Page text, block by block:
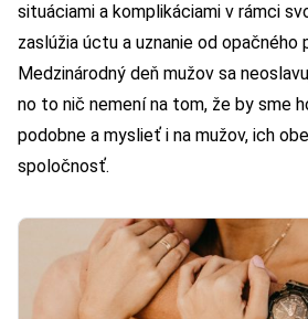
situáciami a komplikáciami v rámci
zaslúžia úctu a uznanie od opačného
Medzinárodný deň mužov sa
no to nič nemení na tom, že by sme
podobne a myslieť i na mužov, ich
spoločnosť.